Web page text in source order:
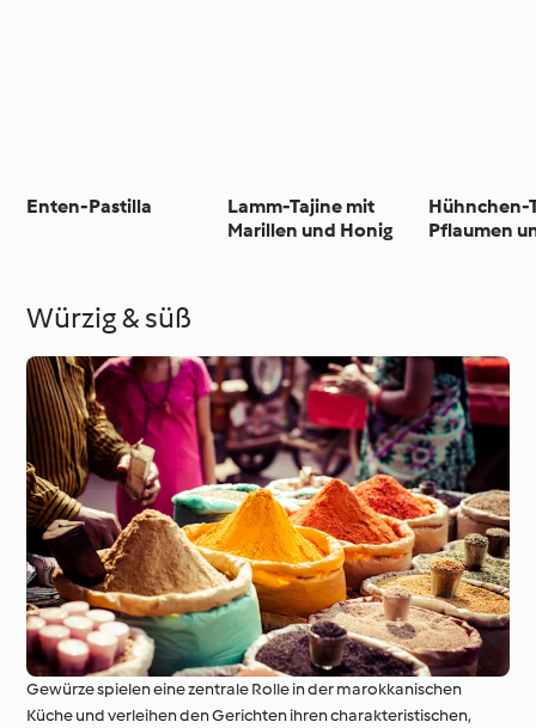
Enten-Pastilla
Lamm-Tajine mit
Marillen und Honig
Hühnchen-
Pflaumen
Würzig & süß
Gewürze spielen eine zentrale Rolle in der marokkanischen
Küche und verleihen den Gerichten ihren charakteristischen,